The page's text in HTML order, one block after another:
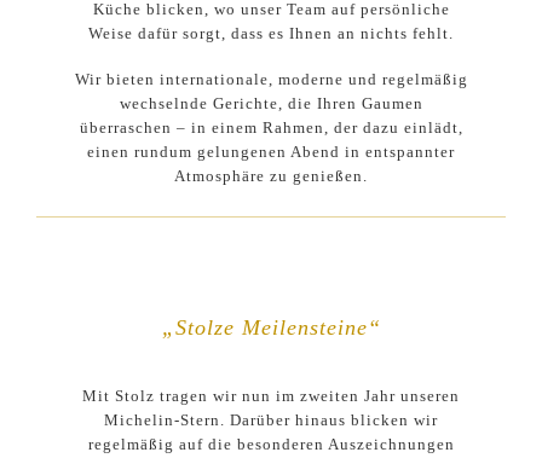
Küche blicken, wo unser Team auf persönliche
Weise dafür sorgt, dass es Ihnen an nichts fehlt.
Wir bieten internationale, moderne und regelmäßig
wechselnde Gerichte, die Ihren Gaumen
überraschen – in einem Rahmen, der dazu einlädt,
einen rundum gelungenen Abend in entspannter
Atmosphäre zu genießen.
„Stolze Meilensteine“
Mit Stolz tragen wir nun im zweiten Jahr unseren
Michelin-Stern. Darüber hinaus blicken wir
regelmäßig auf die besonderen Auszeichnungen